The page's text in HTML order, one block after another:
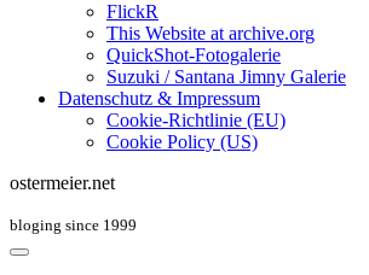
FlickR
This Website at archive.org
QuickShot-Fotogalerie
Suzuki / Santana Jimny Galerie
Datenschutz & Impressum
Cookie-Richtlinie (EU)
Cookie Policy (US)
ostermeier.net
bloging since 1999